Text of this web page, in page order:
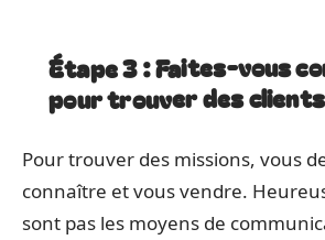
Étape 3 : Faites-vous
pour trouver des clients
Pour trouver des missions, vous
connaître et vous vendre.
sont pas les moyens de